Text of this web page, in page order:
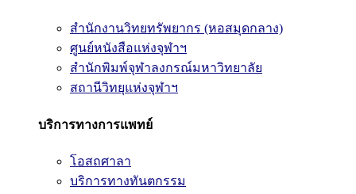
สำนักงานวิทยทรัพยากร (หอสมุดกลาง)
ศูนย์หนังสือแห่งจุฬาฯ
สำนักพิมพ์จุฬาลงกรณ์มหาวิทยาลัย
สถานีวิทยุแห่งจุฬาฯ
บริการทางการแพทย์
โอสถศาลา
บริการทางทันตกรรม